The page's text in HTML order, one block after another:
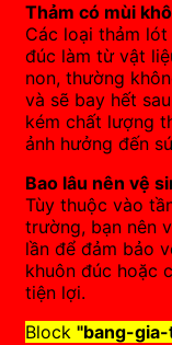
Thảm có mùi
Các loại thảm
đúc làm từ vật
non, thường
và sẽ bay hết
kém chất lượng
ảnh hưởng đến
Bao lâu nên vệ
Tùy thuộc vào
trường, bạn nên
lần để đảm bảo
khuôn đúc hoặc
tiện lợi.
Block "bang-